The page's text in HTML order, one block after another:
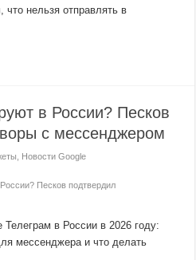
нельзя отправлять в
в России? Песков
с мессенджером
Новости Google
Песков подтвердил
Телеграм в России в 2026 году:
мессенджера и что делать